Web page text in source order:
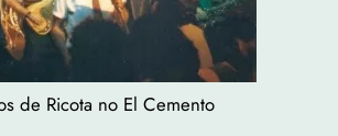
de Ricota no El Cemento